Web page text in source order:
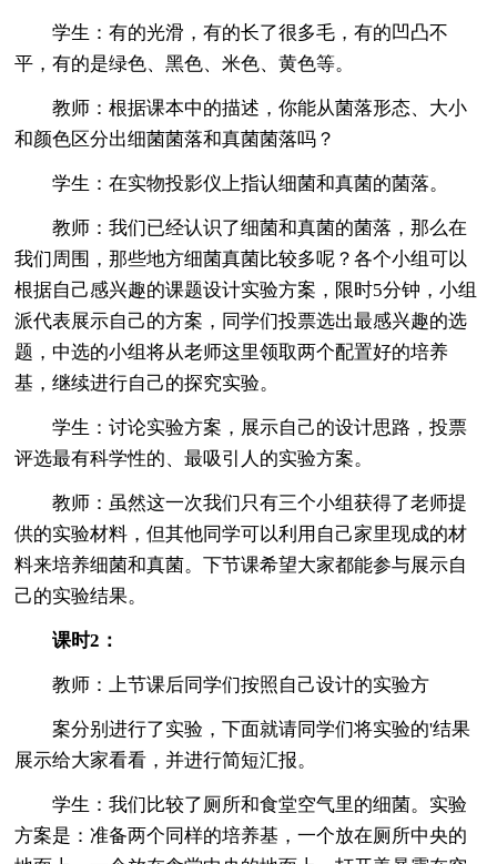
学生：有的光滑，有的长了很多毛，有的凹凸不
平，有的是绿色、黑色、米色、黄色等。
教师：根据课本中的描述，你能从菌落形态、大小
和颜色区分出细菌菌落和真菌菌落吗？
学生：在实物投影仪上指认细菌和真菌的菌落。
教师：我们已经认识了细菌和真菌的菌落，那么在
我们周围，那些地方细菌真菌比较多呢？各个小组可以
根据自己感兴趣的课题设计实验方案，限时5分钟，小组
派代表展示自己的方案，同学们投票选出最感兴趣的选
题，中选的小组将从老师这里领取两个配置好的培养
基，继续进行自己的探究实验。
学生：讨论实验方案，展示自己的设计思路，投票
评选最有科学性的、最吸引人的实验方案。
教师：虽然这一次我们只有三个小组获得了老师提
供的实验材料，但其他同学可以利用自己家里现成的材
料来培养细菌和真菌。下节课希望大家都能参与展示自
己的实验结果。
课时2：
教师：上节课后同学们按照自己设计的实验方
案分别进行了实验，下面就请同学们将实验的'结果
展示给大家看看，并进行简短汇报。
学生：我们比较了厕所和食堂空气里的细菌。实验
方案是：准备两个同样的培养基，一个放在厕所中央的